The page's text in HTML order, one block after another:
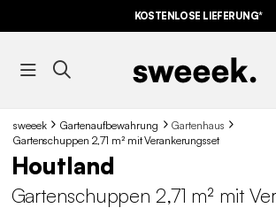
KOSTENLOSE LIEFERUNG*
sweeek Gartenaufbewahrung
Gartenhaus
Gartenschuppen 2,71 m² mit Verankerungsset
Houtland
Gartenschuppen 2,71 m² mit